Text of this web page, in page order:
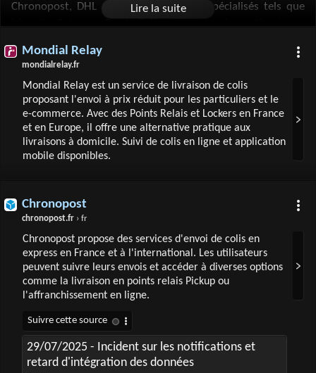
Chronopost, DHL et UPS, aux acteurs spécialisés tels que
réel, points relais, et solutions adaptées tant pour les
commerce en ligne, ces services deviennent essentiels,
offrant flexibilité, efficacité et une connectivité sans
frontières.
Mondial Relay
mondialrelay.fr
Mondial Relay est un service de livraison de colis
proposant l'envoi à prix réduit pour les particuliers et le
e-commerce. Avec des Points Relais et Lockers en France
et en Europe, il offre une alternative pratique aux
livraisons à domicile. Suivi de colis en ligne et application
mobile disponibles.
Chronopost
chronopost.fr › fr
Chronopost propose des services d'envoi de colis en
express en France et à l'international. Les utilisateurs
peuvent suivre leurs envois et accéder à diverses options
comme la livraison en points relais Pickup ou
l'affranchissement en ligne.
29/07/2025 - Incident sur les notifications et
retard d'intégration des données